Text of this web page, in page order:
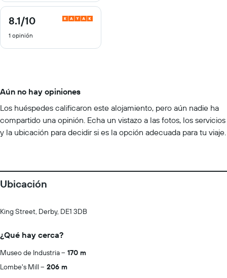
8.1/10
8.1
10
1 opinión
Aún no hay opiniones
Los huéspedes calificaron este alojamiento, pero aún nadie ha
compartido una opinión. Echa un vistazo a las fotos, los servicios
y la ubicación para decidir si es la opción adecuada para tu viaje.
Ubicación
King Street, Derby, DE1 3DB
¿Qué hay cerca?
Museo de Industria
170 m
Lombe's Mill
206 m